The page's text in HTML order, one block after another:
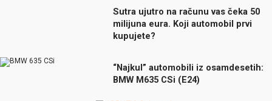
Sutra ujutro na računu vas čeka 50
milijuna eura. Koji automobil prvi
kupujete?
“Najkul” automobili iz osamdesetih:
BMW M635 CSi (E24)